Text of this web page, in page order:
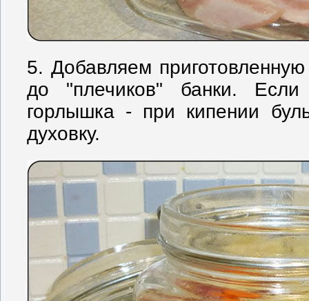
5. Добавляем
до "плечиков" банки.
горлышка - при кипении
духовку.